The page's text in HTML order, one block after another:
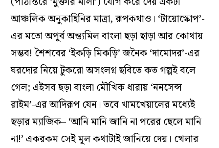
আঞ্চলিক অনুকাহিনির মাত্রা, রূপকথাও। ‘টায়োস্কোপ’-
এর মতো অপূর্ব অন্ত্যমিল বাংলা ছড়া ছাড়া আর কোথায়
সম্ভব! শৈশবের ‘ইকড়ি মিকড়ি’ জনৈক ‘দামোদর’-এর
ঘরদোর নিয়ে টুকরো অসংলগ্ন ছবিতে কত গল্পই বলে
গেল; এইসব ছড়া বাংলা মৌখিক ধারায় ‘ননসেন্স
রাইম’-এর আদিরূপ যেন। তবে খামখেয়ালের মধ্যেই
ছড়ার ম্যাজিক– ‘আনি মানি জানি না পরের ছেলে মানি
না!’ একরকম সেই মূল কথাটাই জানিয়ে দেয়। খেলার